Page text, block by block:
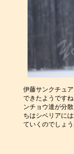
伊藤サンクチュ
できたようです
ンチョウ達が分
ちはシベリアに